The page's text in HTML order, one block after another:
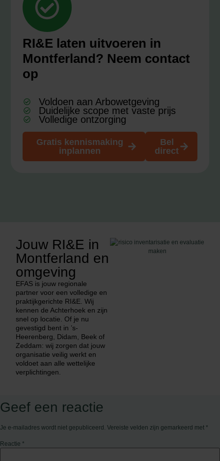
RI&E laten uitvoeren in
Montferland? Neem contact
op
Voldoen aan Arbowetgeving
Duidelijke scope met vaste prijs
Volledige ontzorging
Gratis kennismaking
inplannen
Bel
direct
Jouw RI&E in
Montferland en
omgeving
EFAS is jouw regionale
partner voor een volledige en
praktijkgerichte RI&E. Wij
kennen de Achterhoek en zijn
snel op locatie. Of je nu
gevestigd bent in ’s-
Heerenberg, Didam, Beek of
Zeddam: wij zorgen dat jouw
organisatie veilig werkt en
voldoet aan alle wettelijke
verplichtingen.
Geef een reactie
Je e-mailadres wordt niet gepubliceerd. Vereiste velden zijn gemarkeerd met *
Reactie *